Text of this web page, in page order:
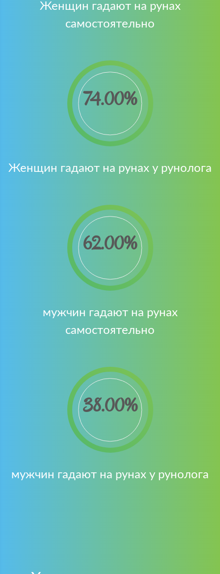
Женщин гадают на рунах
самостоятельно
74.00
Женщин гадают на рунах у рунолога
62.00
мужчин гадают на рунах
самостоятельно
38.00
мужчин гадают на рунах у рунолога